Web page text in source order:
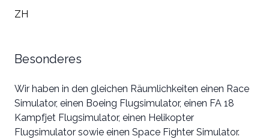
ZH
Besonderes
Wir haben in den gleichen Räumlichkeiten einen Race
Simulator, einen Boeing Flugsimulator, einen FA 18
Kampfjet Flugsimulator, einen Helikopter
Flugsimulator sowie einen Space Fighter Simulator.